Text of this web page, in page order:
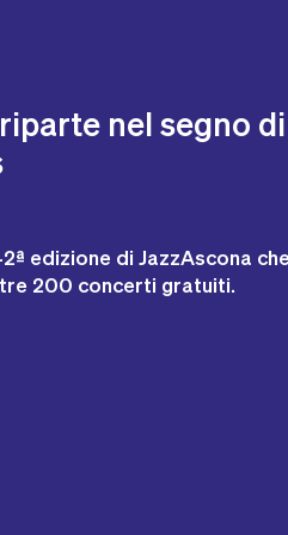
nel segno di
edizione di JazzAscona che
200 concerti gratuiti.